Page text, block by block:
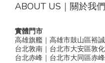
ABOUT US｜關於我們
實體門市
高雄旗艦｜高雄市鼓山區裕
台北敦南｜台北市大安區敦
台北赤峰｜台北市大同區赤